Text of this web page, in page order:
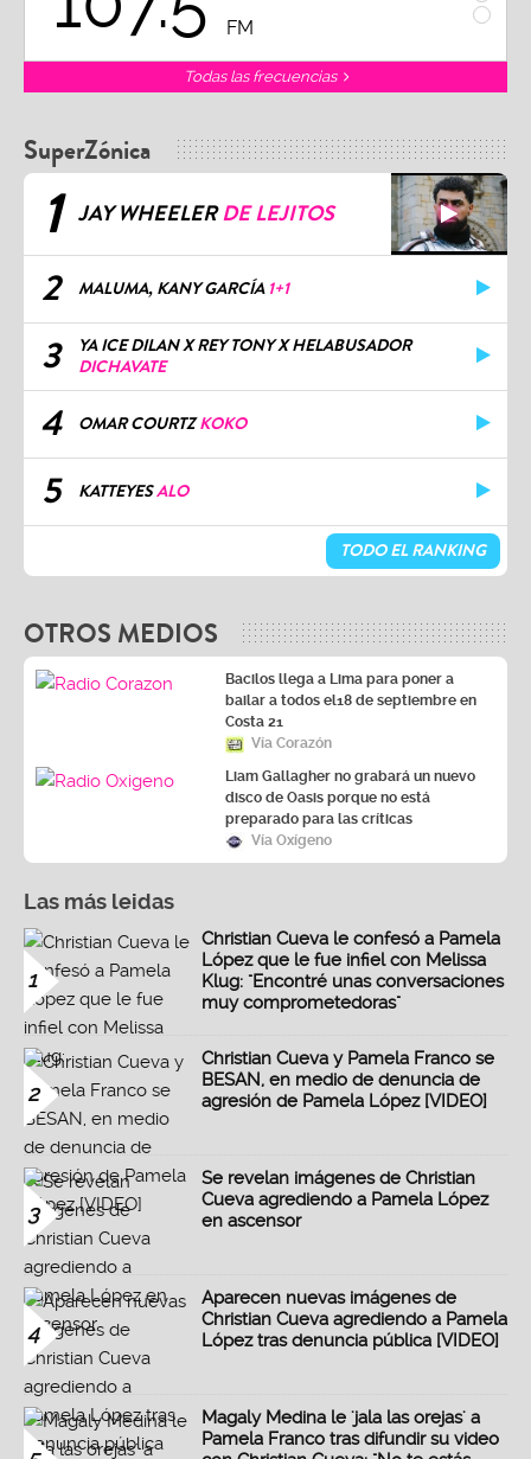
Todas las frecuencias
SuperZónica
1 JAY WHEELERDE LEJITOS
2 MALUMA, KANY GARCÍA 1+1
3
YA ICE DILAN X REY TONY X HELABUSADOR
DICHAVATE
4 OMAR COURTZKOKO
5 KATTEYESALO
TODO EL RANKING
OTROS MEDIOS
Bacilos llega a Lima para poner a
bailar a todos el18 de septiembre en
Costa 21
Vía Corazón
Liam Gallagher no grabará un nuevo
disco de Oasis porque no está
preparado para las críticas
Vía Oxígeno
Las más leidas
1
Christian Cueva le confesó a Pamela
López que le fue infiel con Melissa
Klug: "Encontré unas conversaciones
muy comprometedoras"
2
Christian Cueva y Pamela Franco se
BESAN, en medio de denuncia de
agresión de Pamela López [VIDEO]
3
Se revelan imágenes de Christian
Cueva agrediendo a Pamela López
en ascensor
4
Aparecen nuevas imágenes de
Christian Cueva agrediendo a Pamela
López tras denuncia pública [VIDEO]
Magaly Medina le 'jala las orejas' a
Pamela Franco tras difundir su video